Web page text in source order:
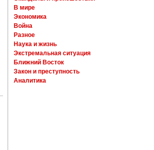
В мире
Экономика
Война
Разное
Наука и жизнь
Экстремальная ситуация
Ближний Восток
Закон и преступность
Аналитика